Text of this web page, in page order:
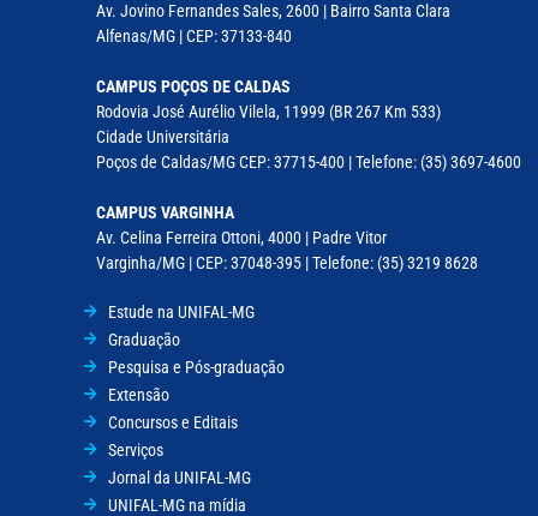
Av. Jovino Fernandes Sales, 2600 | Bairro Santa Clara
Alfenas/MG | CEP: 37133-840
CAMPUS POÇOS DE CALDAS
Rodovia José Aurélio Vilela, 11999 (BR 267 Km 533)
Cidade Universitária
Poços de Caldas/MG CEP: 37715-400 | Telefone: (35) 3697-4600
CAMPUS VARGINHA
Av. Celina Ferreira Ottoni, 4000 | Padre Vitor
Varginha/MG | CEP: 37048-395 | Telefone: (35) 3219 8628
Estude na UNIFAL-MG
Graduação
Pesquisa e Pós-graduação
Extensão
Concursos e Editais
Serviços
Jornal da UNIFAL-MG
UNIFAL-MG na mídia